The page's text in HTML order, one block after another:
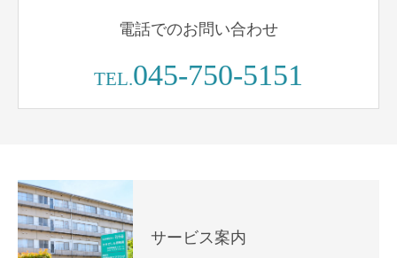
電話でのお問い合わせ
TEL.045-750-5151
サービス案内